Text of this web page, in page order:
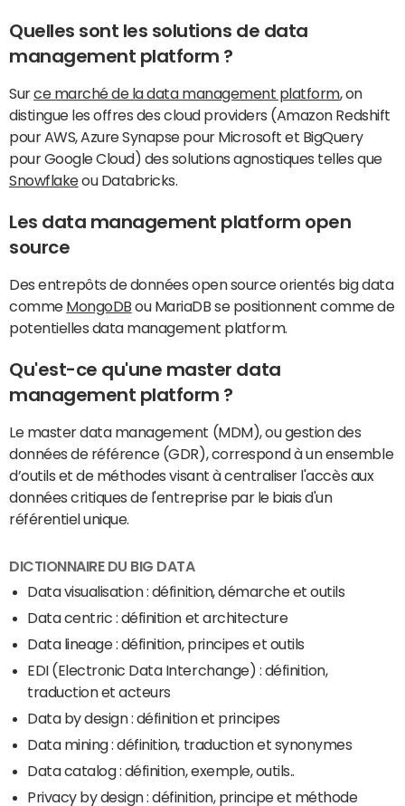
Quelles sont les solutions de data
management platform ?
Surce marché de la data management platform, on
distingue les offres des cloud providers (Amazon Redshift
pour AWS, Azure Synapse pour Microsoft et BigQuery
pour Google Cloud) des solutions agnostiques telles que
Snowflakeou Databricks.
Les data management platform open
source
Des entrepôts de données open source orientés big data
comme MongoDB ou MariaDB se positionnent comme de
potentielles data management platform.
Qu'est-ce qu'une master data
management platform ?
Le master data management (MDM), ou gestion des
données de référence (GDR), correspond à un ensemble
d’outils et de méthodes visant à centraliser l'accès aux
données critiques de l'entreprise par le biais d'un
référentiel unique.
DICTIONNAIRE DU BIG DATA
Data visualisation : définition, démarche et outils
Data centric : définition et architecture
Data lineage : définition, principes et outils
EDI (Electronic Data Interchange) : définition,
traduction et acteurs
Data by design : définition et principes
Data mining : définition, traduction et synonymes
Data catalog : définition, exemple, outils..
Privacy by design : définition, principe et méthode